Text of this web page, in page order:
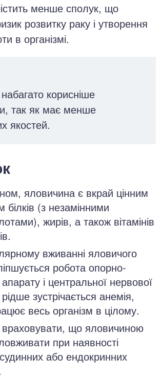
менше сполук, що
розвитку раку і утворення
в організмі.
корисніше
так як має менше
якостей.
яловичина є вкрай цінним
(з незамінними
жирів, а також вітамінів
вживанні яловичого
робота опорно-
і центральної нервової
зустрічається анемія,
весь організм в цілому.
що яловичиною
при наявності
або ендокринних